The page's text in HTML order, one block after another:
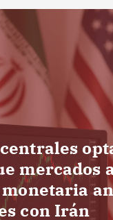
mercados
con Irán